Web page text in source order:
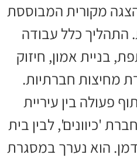
הצגה מקורית המבוססת
התהליך כלל עבודה
בניית אמון, חיזוק
מחיצות חברתיות.
פעולה בין עיריית
'כיוונים', לבין בית
הוא נערך במסגרת